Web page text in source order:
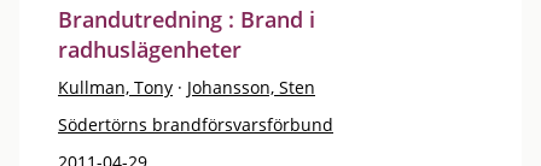
Brandutredning : Brand i
radhuslägenheter
Kullman, Tony · Johansson, Sten
Södertörns brandförsvarsförbund